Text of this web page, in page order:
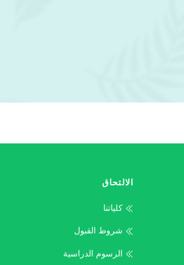
الالتحاق
كلياتنا
شروط القبول
الرسوم الدراسية